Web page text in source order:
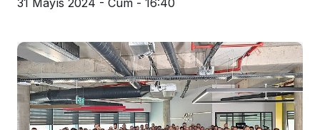
31 Mayıs 2024 - Cum - 16:40